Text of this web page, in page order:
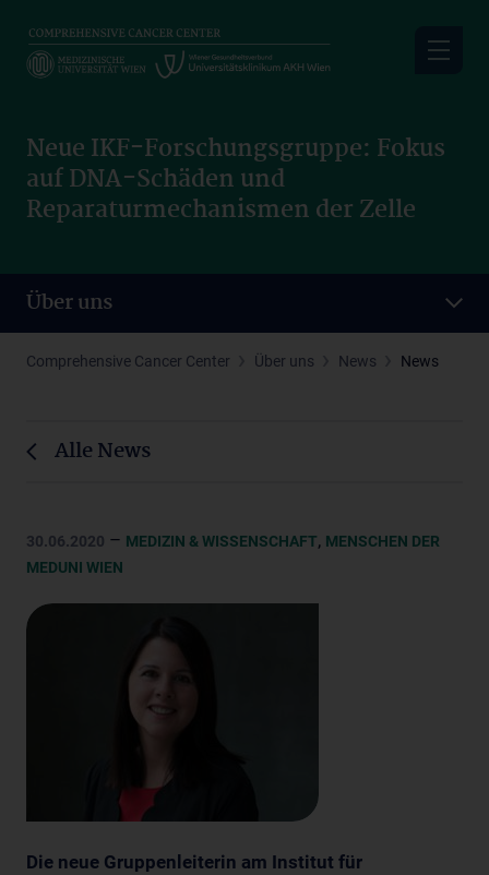
main
Neue IKF-Forschungsgruppe: Fokus
auf DNA-Schäden und
Reparaturmechanismen der Zelle
Über uns
Comprehensive Cancer Center Über uns News News
Alle News
30.06.2020 – MEDIZIN & WISSENSCHAFT, MENSCHEN DER
MEDUNI WIEN
Die neue Gruppenleiterin am Institut für